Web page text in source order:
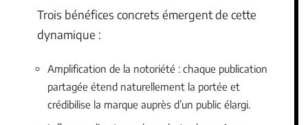
Trois bénéfices concrets émergent de cette
dynamique :
Amplification de la notoriété : chaque publication
partagée étend naturellement la portée et
crédibilise la marque auprès d’un public élargi.